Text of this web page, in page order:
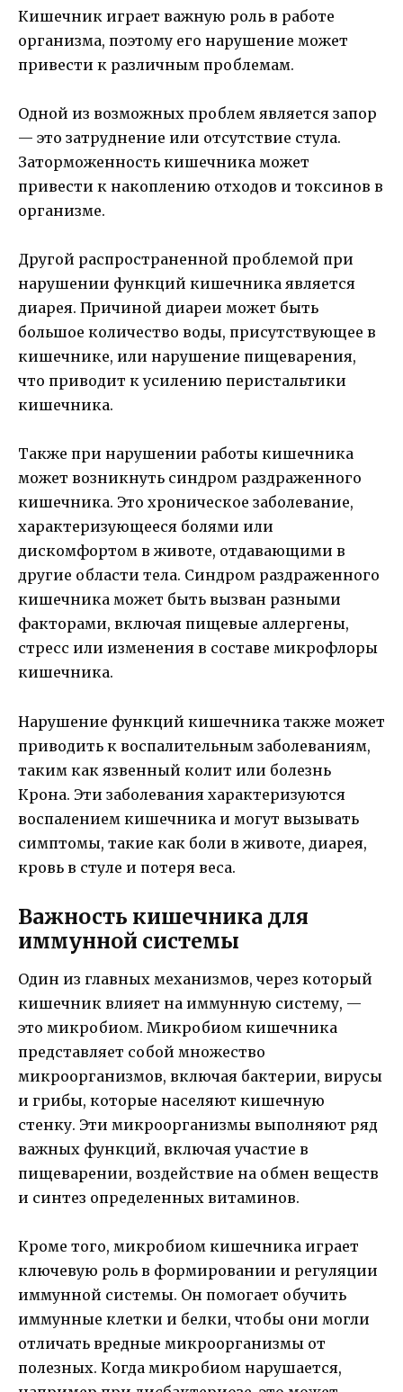
Кишечник играет важную роль в работе
организма, поэтому его нарушение может
привести к различным проблемам.
Одной из возможных проблем является запор
— это затруднение или отсутствие стула.
Заторможенность кишечника может
привести к накоплению отходов и токсинов в
организме.
Другой распространенной проблемой при
нарушении функций кишечника является
диарея. Причиной диареи может быть
большое количество воды, присутствующее в
кишечнике, или нарушение пищеварения,
что приводит к усилению перистальтики
кишечника.
Также при нарушении работы кишечника
может возникнуть синдром раздраженного
кишечника. Это хроническое заболевание,
характеризующееся болями или
дискомфортом в животе, отдавающими в
другие области тела. Синдром раздраженного
кишечника может быть вызван разными
факторами, включая пищевые аллергены,
стресс или изменения в составе микрофлоры
кишечника.
Нарушение функций кишечника также может
приводить к воспалительным заболеваниям,
таким как язвенный колит или болезнь
Крона. Эти заболевания характеризуются
воспалением кишечника и могут вызывать
симптомы, такие как боли в животе, диарея,
кровь в стуле и потеря веса.
Важность кишечника для
иммунной системы
Один из главных механизмов, через который
кишечник влияет на иммунную систему, —
это микробиом. Микробиом кишечника
представляет собой множество
микроорганизмов, включая бактерии, вирусы
и грибы, которые населяют кишечную
стенку. Эти микроорганизмы выполняют ряд
важных функций, включая участие в
пищеварении, воздействие на обмен веществ
и синтез определенных витаминов.
Кроме того, микробиом кишечника играет
ключевую роль в формировании и регуляции
иммунной системы. Он помогает обучить
иммунные клетки и белки, чтобы они могли
отличать вредные микроорганизмы от
полезных. Когда микробиом нарушается,